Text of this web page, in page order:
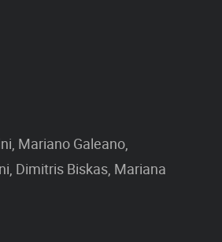
Mariano Galeano,
Dimitris Biskas, Mariana